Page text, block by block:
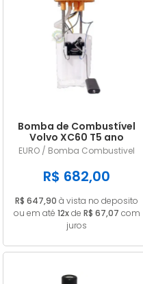
Bomba de Combustível
Volvo XC60 T5 ano
2015/... em diante
A2C53325536
EURO / Bomba Combustivel
R$ 682,00
R$ 647,90 à vista no deposito
ou em até 12xde R$ 67,07 com
juros